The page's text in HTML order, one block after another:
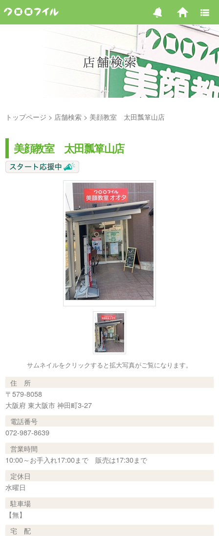
トップページ 店舗検索 美顔教室 太田瓢箪山店
美顔教室 太田瓢箪山店
サムネイルをクリックすると拡大写真がご覧になります。
住 所
〒579-8058
大阪府 東大阪市 神田町3-27
電話番号
072-987-8639
営業時間
10:00～お手入れ17:00まで 販売は17:30まで
定休日
水曜日
駐車場
【無】
宅 配